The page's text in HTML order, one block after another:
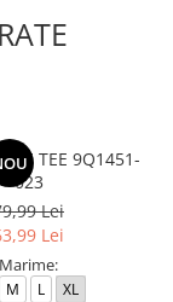
TEE 9Q1451-
023
Lei
Lei
Marime:
M L XL